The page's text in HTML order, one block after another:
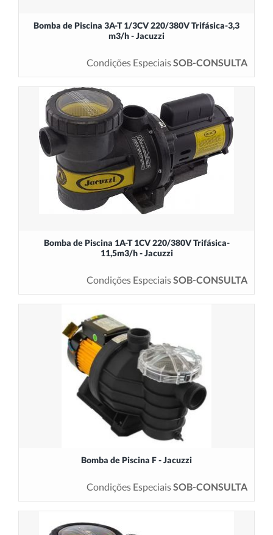
Bomba de Piscina 3A-T 1/3CV 220/380V Trifásica-3,3
m3/h - Jacuzzi
Condições EspeciaisSOB-CONSULTA
Bomba de Piscina 1A-T 1CV 220/380V Trifásica-
11,5m3/h - Jacuzzi
Condições EspeciaisSOB-CONSULTA
Bomba de Piscina F - Jacuzzi
Condições EspeciaisSOB-CONSULTA